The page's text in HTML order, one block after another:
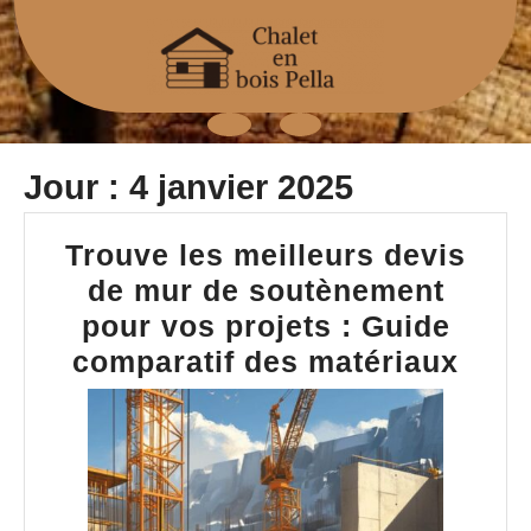
Skip
to
content
Open
Button
Jour : 4 janvier 2025
Trouve les meilleurs devis
de mur de soutènement
pour vos projets : Guide
comparatif des matériaux